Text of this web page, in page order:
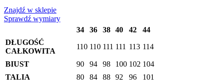
Znajdź w sklepie
Sprawdź wymiary
34
36 38 40 42
44
DŁUGOŚĆ
CAŁKOWITA
110 110 111 111 113 114
BIUST 90 94 98 100 102 104
TALIA
80 84 88 92 96 101